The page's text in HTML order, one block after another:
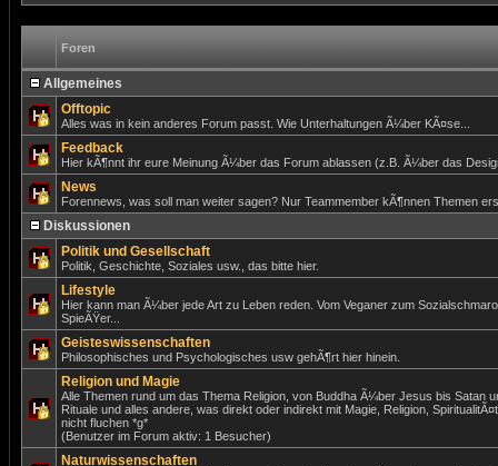
Foren
Allgemeines
Offtopic
Alles was in kein anderes Forum passt. Wie Unterhaltungen Ã¼ber KÃ¤se...
Feedback
Hier kÃ¶nnt ihr eure Meinung Ã¼ber das Forum ablassen (z.B. Ã¼ber das
News
Forennews, was soll man weiter sagen? Nur Teammember kÃ¶nnen Themen
Diskussionen
Politik und Gesellschaft
Politik, Geschichte, Soziales usw., das bitte hier.
Lifestyle
Hier kann man Ã¼ber jede Art zu Leben reden. Vom Veganer zum
SpieÃŸer...
Geisteswissenschaften
Philosophisches und Psychologisches usw gehÃ¶rt hier hinein.
Religion und Magie
Alle Themen rund um das Thema Religion, von Buddha Ã¼ber Jesus bis Satan
Rituale und alles andere, was direkt oder indirekt mit Magie, Religion,
nicht fluchen *g*
(Benutzer im Forum aktiv: 1 Besucher)
Naturwissenschaften